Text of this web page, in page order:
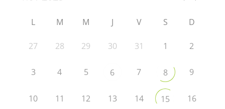
L M M J V S D
27 28 29 30 31 1 2
3 4 5 6 7 8 9
10 11 12 13 14 15 16